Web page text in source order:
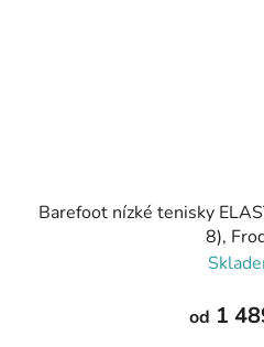
Barefoot nízké tenisky
8),
od 1